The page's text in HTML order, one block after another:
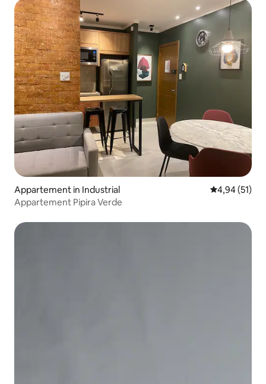
Appartement in Industrial Gemiddelde
4,94 (51)
Appartement Pipira Verde